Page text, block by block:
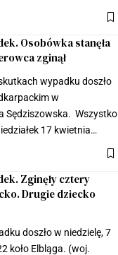
Osobówka stanęła
zginął
wypadku doszło
w
Sędziszowska. Wszystko
17 kwietnia…
Zginęły cztery
Drugie dziecko
doszło w niedzielę, 7
koło Elbląga. (woj.